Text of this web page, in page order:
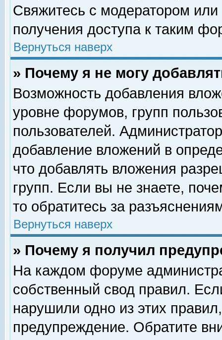
Свяжитесь с модератором
получения доступа к таким
Вернуться наверх
» Почему я не могу
Возможность добавления
уровне форумов, групп
пользователей.
добавление вложений в
что добавлять вложения
групп. Если вы не знаете,
то обратитесь за
Вернуться наверх
» Почему я получил
На каждом форуме
собственный свод правил.
нарушили одно из этих
предупреждение. Обратите